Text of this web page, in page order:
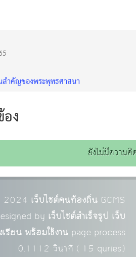
ำคัญของพระพุทธศาสนา
ง
ยังไม่มีความ
2024 เว็บไซต์คนท้องถิ่นGCMS
by เว็บไซต์สำเร็จรูป เว็บ
รียน พร้อมใช้งานpage process
0.1112 วินาที ( 15 quries.)